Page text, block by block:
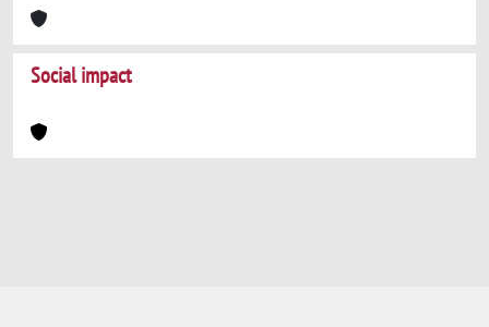
Social impact